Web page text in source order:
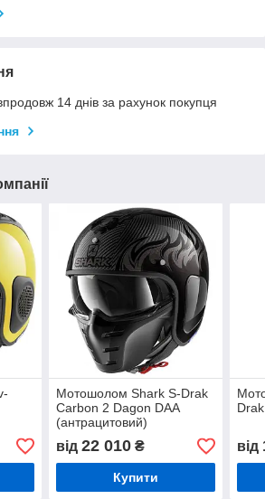
14 днів за рахунок покупця
Мотошолом Shark S-Drak
Carbon 2 Dagon DAA
(антрацитовий)
від 22 010₴
Купити
від